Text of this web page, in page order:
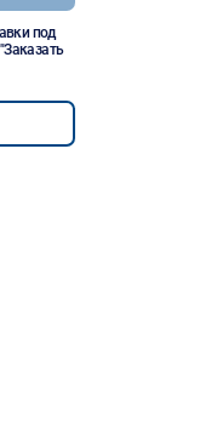
под